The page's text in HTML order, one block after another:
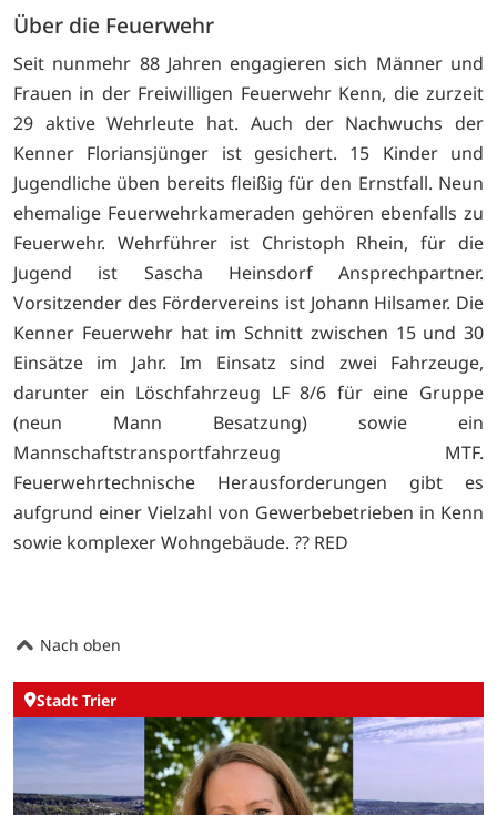
Über die Feuerwehr
Seit nunmehr 88 Jahren engagieren sich Männer und
Frauen in der Freiwilligen Feuerwehr Kenn, die zurzeit
29 aktive Wehrleute hat. Auch der Nachwuchs der
Kenner Floriansjünger ist gesichert. 15 Kinder und
Jugendliche üben bereits fleißig für den Ernstfall. Neun
ehemalige Feuerwehrkameraden gehören ebenfalls zu
Feuerwehr. Wehrführer ist Christoph Rhein, für die
Jugend ist Sascha Heinsdorf Ansprechpartner.
Vorsitzender des Fördervereins ist Johann Hilsamer. Die
Kenner Feuerwehr hat im Schnitt zwischen 15 und 30
Einsätze im Jahr. Im Einsatz sind zwei Fahrzeuge,
darunter ein Löschfahrzeug LF 8/6 für eine Gruppe
(neun Mann Besatzung) sowie ein
Mannschaftstransportfahrzeug MTF.
Feuerwehrtechnische Herausforderungen gibt es
aufgrund einer Vielzahl von Gewerbebetrieben in Kenn
sowie komplexer Wohngebäude. ?? RED
Nach oben
Stadt Trier